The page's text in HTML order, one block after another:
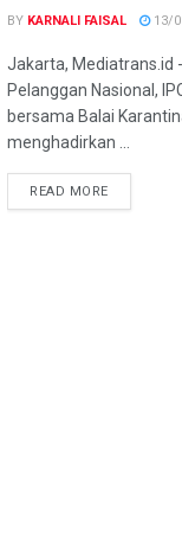
BY KARNALI FAISAL 13/
Jakarta, Mediatrans.id
Pelanggan Nasional,
bersama Balai
menghadirkan ...
READ MORE